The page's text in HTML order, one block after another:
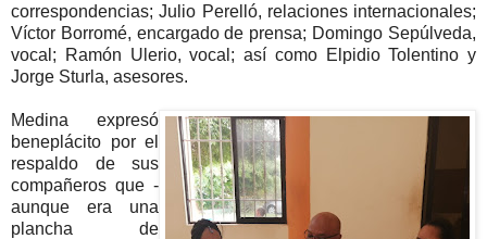
correspondencias; Julio Perelló, relaciones internacionales;
Víctor Borromé, encargado de prensa; Domingo Sepúlveda,
vocal; Ramón Ulerio, vocal; así como Elpidio Tolentino y
Jorge Sturla, asesores.
Medina expresó
beneplácito por el
respaldo de sus
compañeros que -
aunque era una
plancha de